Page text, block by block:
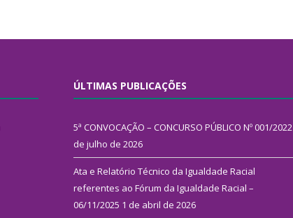
ÚLTIMAS PUBLICAÇÕES
5ª CONVOCAÇÃO – CONCURSO PÚBLICO Nº 001/2022
de julho de 2026
Ata e Relatório Técnico da Igualdade Racial
referentes ao Fórum da Igualdade Racial –
06/11/2025 1 de abril de 2026